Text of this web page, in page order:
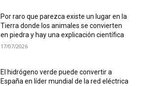
Por raro que parezca existe un lugar en la
Tierra donde los animales se convierten
en piedra y hay una explicación científica
17/07/2026
El hidrógeno verde puede convertir a
España en líder mundial de la red eléctrica